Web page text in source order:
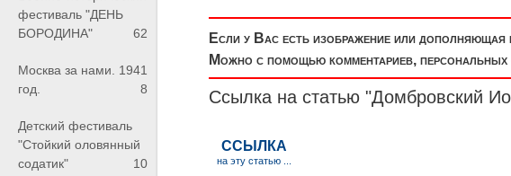
фестиваль "ДЕНЬ
БОРОДИНА"
62
Москва за нами. 1941
год.
8
Детский фестиваль
"Стойкий оловянный
содатик"
10
Если у Вас есть изображение или дополняющая
Можно с помощью комментариев, персональных
Ссылка на статью "Домбровский